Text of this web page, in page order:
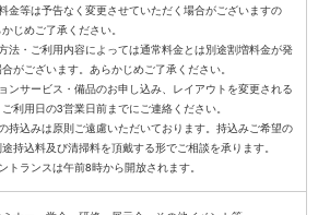
金等は予告なく変更させていただく場合がございますの
じめご了承ください。
法・ご利用内容によっては通常料金とは別途割増料金が発
がございます。あらかじめご了承ください。
ンサービス・備品のお申し込み、レイアウトを変更される
利用日の3営業日前までにご連絡ください。
持込みは原則ご遠慮いただいております。持込みご希望の
持込料及び清掃料を頂戴する形でご相談を承ります。